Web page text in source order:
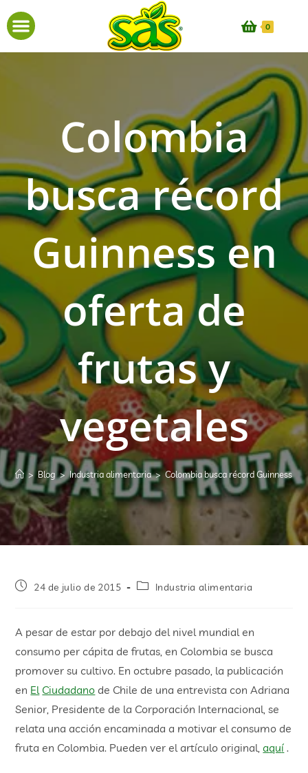
0
Colombia
busca récord
Guinness en
oferta de
frutas y
vegetales
> Blog > Industria alimentaria > Colombia busca récord Guinness
24 de julio de 2015 Industria alimentaria
A pesar de estar por debajo del nivel mundial en
consumo per cápita de frutas, en Colombia se busca
promover su cultivo. En octubre pasado, la publicación
en El Ciudadano de Chile de una entrevista con Adriana
Senior, Presidente de la Corporación Internacional, se
relata una acción encaminada a motivar el consumo de
fruta en Colombia. Pueden ver el artículo original,aquí .